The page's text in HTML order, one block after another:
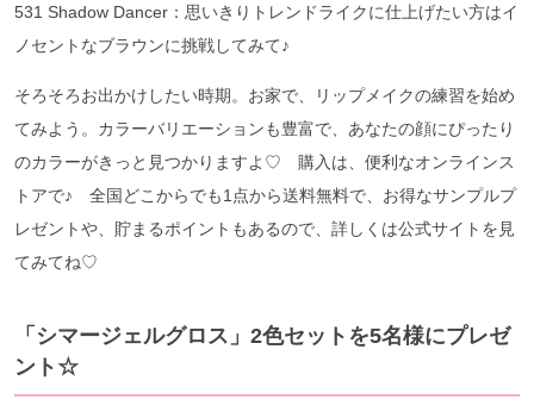
531 Shadow Dancer：思いきりトレンドライクに仕上げたい方はイ
ノセントなブラウンに挑戦してみて♪
そろそろお出かけしたい時期。お家で、リップメイクの練習を始め
てみよう。カラーバリエーションも豊富で、あなたの顔にぴったり
のカラーがきっと見つかりますよ♡ 購入は、便利なオンラインス
トアで♪ 全国どこからでも1点から送料無料で、お得なサンプルプ
レゼントや、貯まるポイントもあるので、詳しくは公式サイトを見
てみてね♡
「シマージェルグロス」2色セットを5名様にプレゼ
ント☆